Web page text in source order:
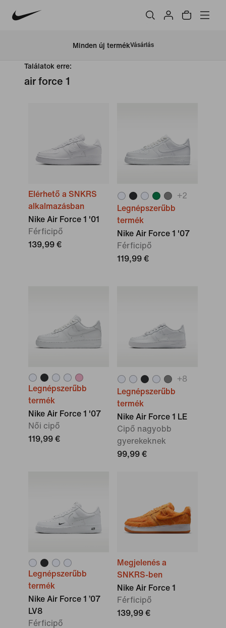
Minden új termékVásárlás
Találatok erre:
air force 1
Elérhető a SNKRS
alkalmazásban
Nike Air Force 1 '01
Férficipő
139,99 €
+2
Legnépszerűbb
termék
Nike Air Force 1 '07
Férficipő
119,99 €
Legnépszerűbb
termék
Nike Air Force 1 '07
Női cipő
119,99 €
+8
Legnépszerűbb
termék
Nike Air Force 1 LE
Cipő nagyobb
gyerekeknek
99,99 €
Legnépszerűbb
termék
Nike Air Force 1 ’07
LV8
Férficipő
Megjelenés a
SNKRS-ben
Nike Air Force 1
Férficipő
139,99 €